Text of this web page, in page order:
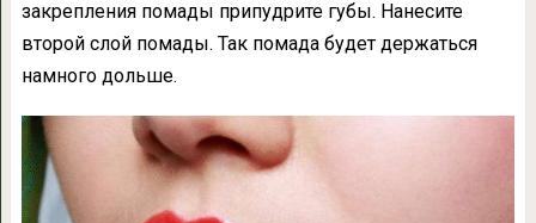
закрепления помады припудрите губы. Нанесите
второй слой помады. Так помада будет держаться
намного дольше.